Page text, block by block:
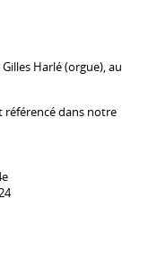
Gilles Harlé(orgue), au
référencé dans notre